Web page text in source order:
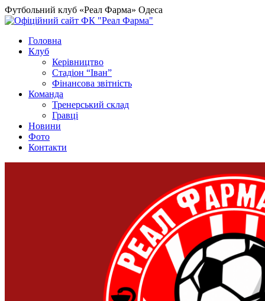
Футбольний клуб «Реал Фарма» Одеса
Головна
Клуб
Керівництво
Стадіон “Іван”
Фінансова звітність
Команда
Тренерський склад
Гравці
Новини
Фото
Контакти